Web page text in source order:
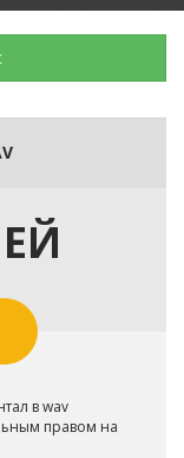
в wav
правом на